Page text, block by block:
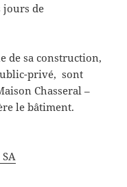
jours de
de sa construction,
privé, sont
Chasseral –
le bâtiment.